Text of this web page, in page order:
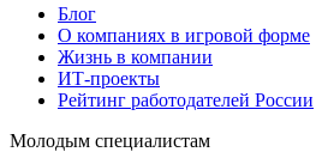
Блог
О компаниях в игровой форме
Жизнь в компании
ИТ-проекты
Рейтинг работодателей России
Молодым специалистам